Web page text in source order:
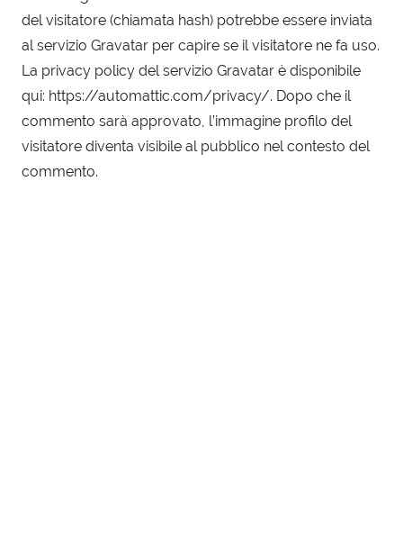
del visitatore (chiamata hash) potrebbe essere inviata
al servizio Gravatar per capire se il visitatore ne fa uso.
La privacy policy del servizio Gravatar è disponibile
qui: https://automattic.com/privacy/. Dopo che il
commento sarà approvato, l’immagine profilo del
visitatore diventa visibile al pubblico nel contesto del
commento.